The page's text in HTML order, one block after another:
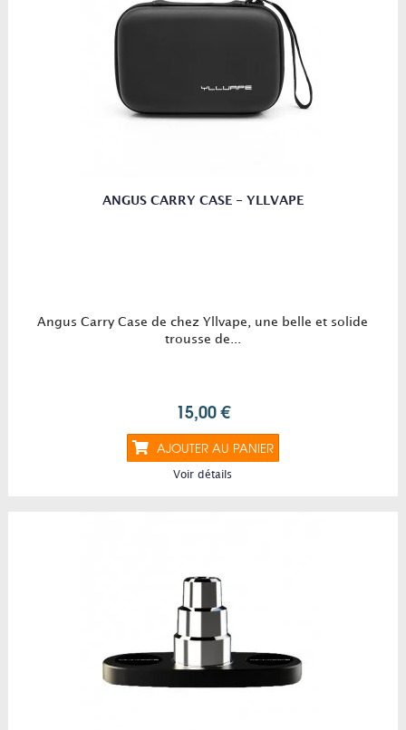
ANGUS CARRY CASE - YLLVAPE
Angus Carry Case de chez Yllvape, une belle et solide
trousse de...
15,00 €
AJOUTER AU PANIER
Voir détails